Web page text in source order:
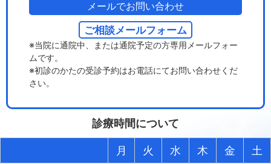
メールでお問い合わせ
ご相談メールフォーム
※当院に通院中、または通院予定の方専用メールフォー
ムです。
※初診のかたの受診予約はお電話にてお問い合わせくだ
さい。
診療時間について
月 火 水 木 金
土